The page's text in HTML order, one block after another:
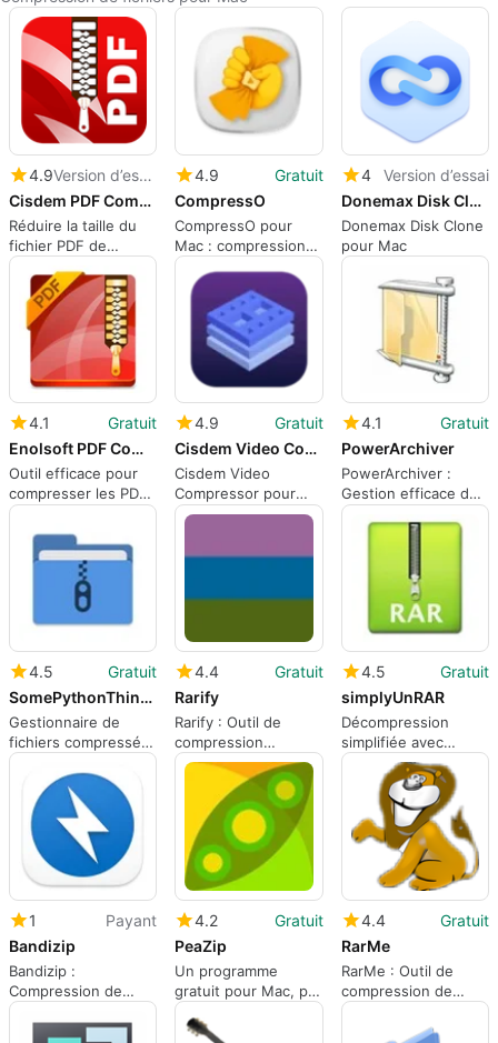
4.9
Version d’essai
Cisdem PDF Compressor
Réduire la taille du
fichier PDF de
manière efficace
4.9
Gratuit
CompressO
CompressO pour
Mac : compression
d'image rapide et
privée pour les flux
de travail
4
Version d’essai
Donemax Disk Clone for Mac
Donemax Disk Clone
pour Mac
4.1
Gratuit
Enolsoft PDF Compressor
Outil efficace pour
compresser les PDF
sur Mac
4.9
Gratuit
Cisdem Video Compressor
Cisdem Video
Compressor pour
Mac : compresser
gros fichiers
4.1
Gratuit
PowerArchiver
PowerArchiver :
Gestion efficace de
fichiers compressés
4.5
Gratuit
SomePythonThings Zip Manager
Gestionnaire de
fichiers compressés
pour Mac
4.4
Gratuit
Rarify
Rarify : Outil de
compression
simplifié
4.5
Gratuit
simplyUnRAR
Décompression
simplifiée avec
simplyUnRAR
1
Payant
Bandizip
Bandizip :
Compression de
fichiers efficace et
4.2
Gratuit
PeaZip
Un programme
gratuit pour Mac, par
PeaZip.
4.4
Gratuit
RarMe
RarMe : Outil de
compression de
fichiers pour Mac